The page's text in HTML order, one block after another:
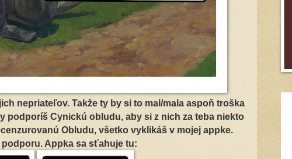
nepriateľov. Takže ty by si to mal/mala aspoň troška
podporíš Cynickú obludu, aby si z nich za teba niekto
Obludu, všetko vyklikáš v mojej appke.
Appka sa sťahuje tu: